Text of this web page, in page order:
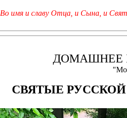
Во имя и славу Отца, и Сына, и
ДОМАШНЕЕ
СВЯТЫЕ